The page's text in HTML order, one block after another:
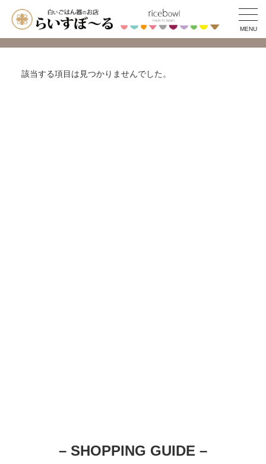
MENU
該当する項目は見つかりませんでした。
– SHOPPING GUIDE –